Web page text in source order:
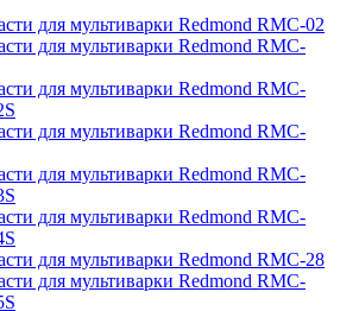
для мультиварки Redmond RMC-02
для мультиварки Redmond RMC-
для мультиварки Redmond RMC-
для мультиварки Redmond RMC-
для мультиварки Redmond RMC-
для мультиварки Redmond RMC-
для мультиварки Redmond RMC-28
для мультиварки Redmond RMC-